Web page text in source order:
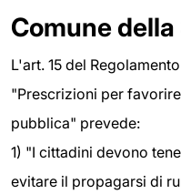
Comune della
L'art. 15 del
"Prescrizioni per
pubblica" prevede:
1) "I cittadini devono
evitare il propagarsi di